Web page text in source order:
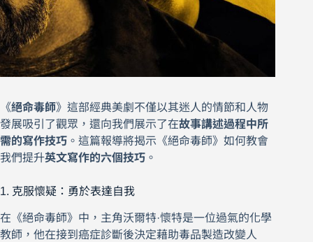
《絕命毒師》這部經典美劇不僅以其迷人的情節和人物
發展吸引了觀眾，還向我們展示了在故事講述過程中所
需的寫作技巧 。這篇報導將揭示《絕命毒師》如何教會
我們提升英文寫作的六個技巧 。
1. 克服懷疑：勇於表達自我
在《絕命毒師》中，主角沃爾特·懷特是一位過氣的化學
教師，他在接到癌症診斷後決定藉助毒品製造改變人